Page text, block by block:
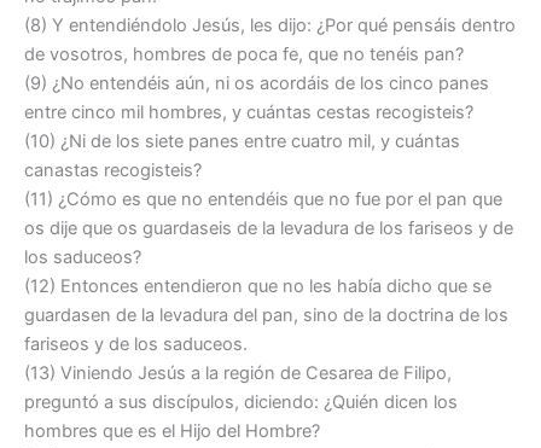
(8) Y entendiéndolo Jesús, les dijo: ¿Por qué pensáis dentro
de vosotros, hombres de poca fe, que no tenéis pan?
(9) ¿No entendéis aún, ni os acordáis de los cinco panes
entre cinco mil hombres, y cuántas cestas recogisteis?
(10) ¿Ni de los siete panes entre cuatro mil, y cuántas
canastas recogisteis?
(11) ¿Cómo es que no entendéis que no fue por el pan que
os dije que os guardaseis de la levadura de los fariseos y de
los saduceos?
(12) Entonces entendieron que no les había dicho que se
guardasen de la levadura del pan, sino de la doctrina de los
fariseos y de los saduceos.
(13) Viniendo Jesús a la región de Cesarea de Filipo,
preguntó a sus discípulos, diciendo: ¿Quién dicen los
hombres que es el Hijo del Hombre?